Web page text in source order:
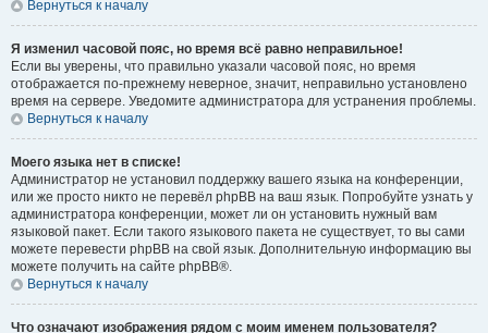
Вернуться к началу
Я изменил часовой пояс, но время всё равно неправильное!
Если вы уверены, что правильно указали часовой пояс, но время
отображается по-прежнему неверное, значит, неправильно установлено
время на сервере. Уведомите администратора для устранения проблемы.
Вернуться к началу
Моего языка нет в списке!
Администратор не установил поддержку вашего языка на конференции,
или же просто никто не перевёл phpBB на ваш язык. Попробуйте узнать у
администратора конференции, может ли он установить нужный вам
языковой пакет. Если такого языкового пакета не существует, то вы сами
можете перевести phpBB на свой язык. Дополнительную информацию вы
можете получить на сайте phpBB®.
Вернуться к началу
Что означают изображения рядом с моим именем пользователя?